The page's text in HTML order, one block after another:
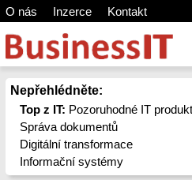
O nás Inzerce Kontakt
Nepřehlédněte:
Top z IT: Pozoruhodné IT
Správa dokumentů
Digitální transformace
Informační systémy